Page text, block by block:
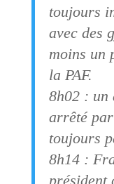
toujours
avec des
moins un
la PAF.
8h02 : un
arrêté par
toujours
8h14 :
président